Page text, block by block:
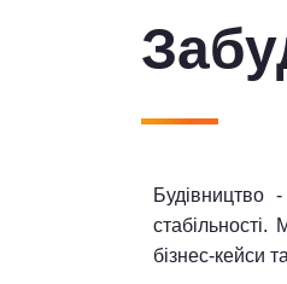
Будівництво
бізнес-кейси